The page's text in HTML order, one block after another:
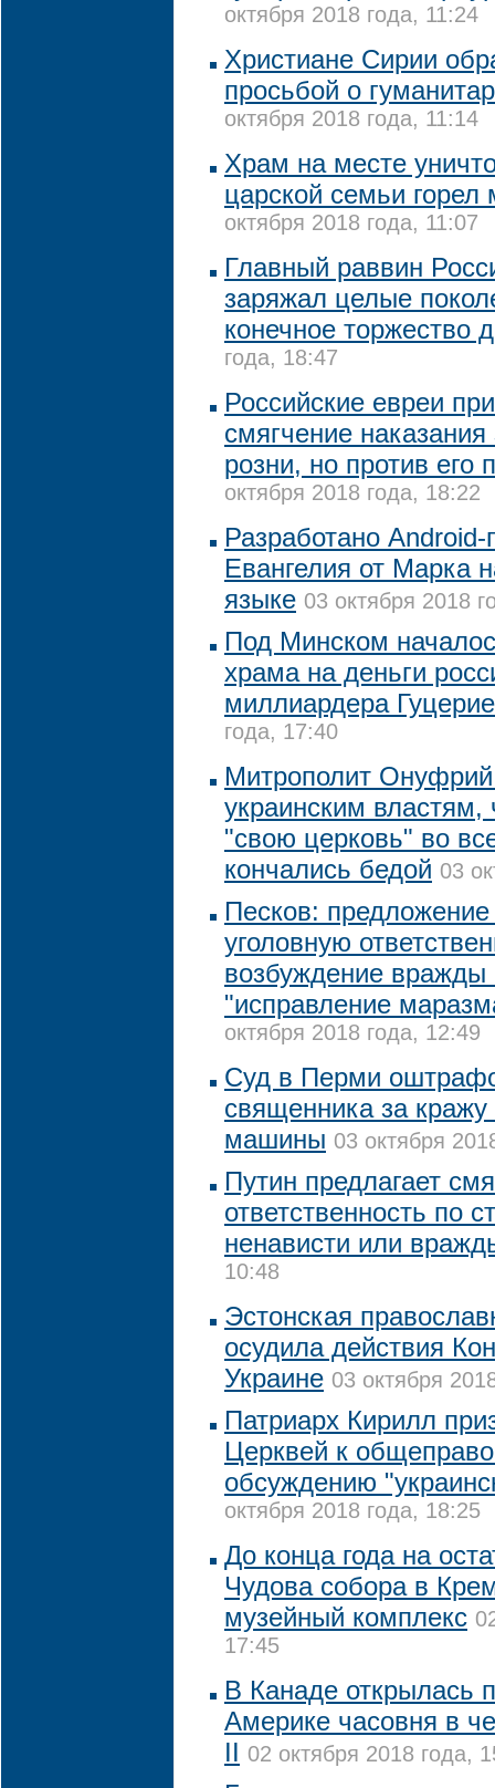
октября 2018 года, 11:24
Христиане Сирии
просьбой о
октября 2018 года, 11:14
Храм на месте
царской семьи
октября 2018 года, 11:07
Главный раввин
заряжал целые
конечное торжество
года, 18:47
Российские евреи
смягчение
розни, но против его
октября 2018 года, 18:22
Разработано
Евангелия от Марка
языке 03 октября 2018
Под Минском
храма на деньги
миллиардера
года, 17:40
Митрополит
украинским властям,
"свою церковь" во
кончались бедой 03
Песков: предложение
уголовную
возбуждение вражды
"исправление
октября 2018 года, 12:49
Суд в Перми
священника за кражу
машины 03 октября
Путин предлагает
ответственность по
ненависти или
10:48
Эстонская
осудила действия
Украине 03 октября
Патриарх Кирилл
Церквей к
обсуждению
октября 2018 года, 18:25
До конца года на
Чудова собора в
музейный комплекс
17:45
В Канаде открылась
Америке часовня в
II 02 октября 2018 года,